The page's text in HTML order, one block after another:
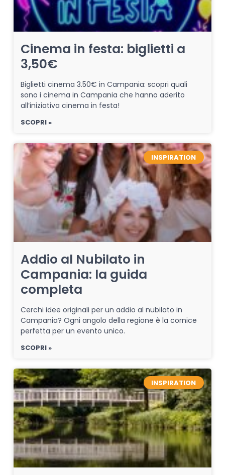
Cinema in festa: biglietti a
3,50€
Biglietti cinema 3.50€ in Campania: scopri quali
sono i cinema in Campania che hanno aderito
all’iniziativa cinema in festa!
SCOPRI »
INSPIRATION
Addio al Nubilato in
Campania: la guida
completa
Cerchi idee originali per un addio al nubilato in
Campania? Ogni angolo della regione è la cornice
perfetta per un evento unico.
SCOPRI »
INSPIRATION